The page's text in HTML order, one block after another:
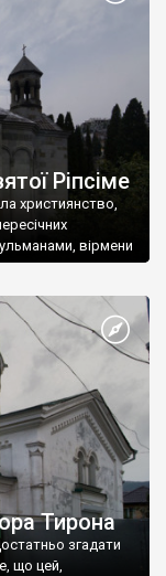
Ріпсіме
християнство,
вірмени
Тирона
згадати
що цей,